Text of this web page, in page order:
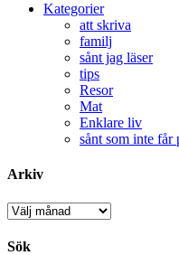
Kategorier
att skriva
familj
sånt jag läser
tips
Resor
Mat
Enklare liv
sånt som inte får
Arkiv
Arkiv
Sök